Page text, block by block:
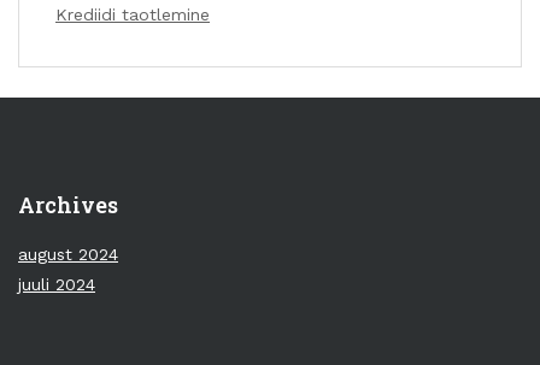
Krediidi taotlemine
Archives
august 2024
juuli 2024